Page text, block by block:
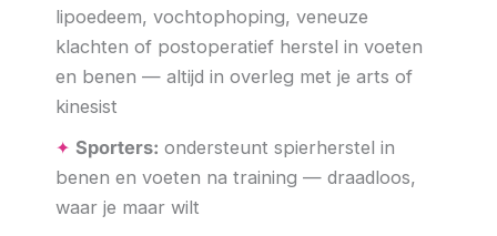
lipoedeem, vochtophoping, veneuze
klachten of postoperatief herstel in voeten
en benen — altijd in overleg met je arts of
kinesist
✦ Sporters: ondersteunt spierherstel in
benen en voeten na training — draadloos,
waar je maar wilt